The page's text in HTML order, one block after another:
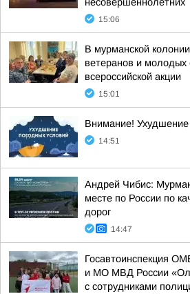
15:06
В мурманской
ветеранов и молодых
всероссийской акции
15:01
Внимание! Ухудшение
14:51
Андрей Чибис:
месте по России по
дорог
14:47
Госавтоинспекция
и МО МВД России
с сотрудниками